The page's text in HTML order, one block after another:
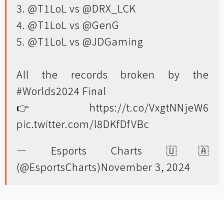
3. @T1LoL vs @DRX_LCK
4. @T1LoL vs @GenG
5. @T1LoL vs @JDGaming
All the records broken by the
#Worlds2024 Final
👉 https://t.co/VxgtNNjeW6
pic.twitter.com/l8DKfDfVBc
— Esports Charts 🇺🇦
(@EsportsCharts)November 3, 2024